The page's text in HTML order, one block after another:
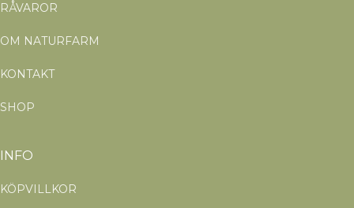
RÅVAROR
OM NATURFARM
KONTAKT
SHOP
INFO
KÖPVILLKOR